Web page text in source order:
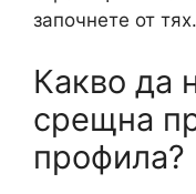
започнете от тях.
Какво да
срещна
профила?